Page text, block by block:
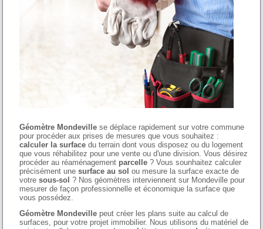
Géomètre Mondeville se déplace rapidement sur votre commune
pour procéder aux prises de mesures que vous souhaitez :
calculer la surface du terrain dont vous disposez ou du logement
que vous réhabilitez pour une vente ou d'une division. Vous désirez
procéder au réaménagement parcelle ? Vous sounhaitez calculer
précisément unesurface au sol ou mesure la surface exacte de
votresous-sol ? Nos géomètres interviennent sur Mondeville pour
mesurer de façon professionnelle et économique la surface que
vous possédez.
Géomètre Mondeville peut créer les plans suite au calcul de
surfaces, pour votre projet immobilier. Nous utilisons du matériel de